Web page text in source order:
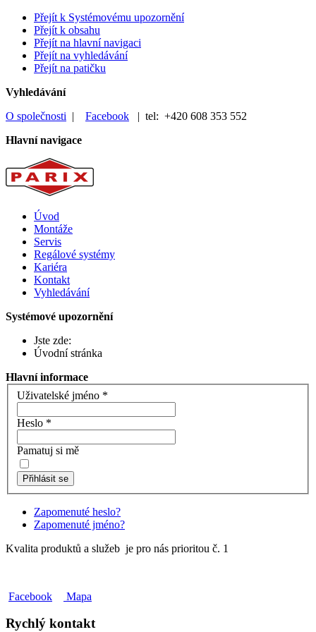
Přejít k Systémovému upozornění
Přejít k obsahu
Přejít na hlavní navigaci
Přejít na vyhledávání
Přejít na patičku
Vyhledávání
O společnosti | Facebook | tel: +420 608 353 552
Hlavní navigace
Úvod
Montáže
Servis
Regálové systémy
Kariéra
Kontakt
Vyhledávání
Systémové upozornění
Jste zde:
Úvodní stránka
Hlavní informace
Uživatelské jméno *
Heslo *
Pamatuj si mě
Přihlásit se
Zapomenuté heslo?
Zapomenuté jméno?
Kvalita produktů a služeb je pro nás prioritou č. 1
Facebook Mapa
Rychlý kontakt